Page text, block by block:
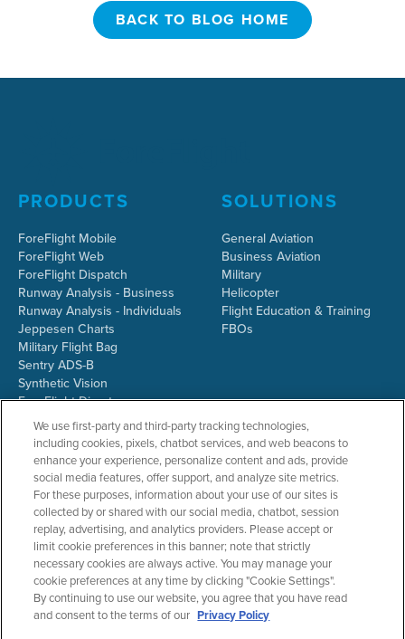
BACK TO BLOG HOME
PRODUCTS
ForeFlight Mobile
ForeFlight Web
ForeFlight Dispatch
Runway Analysis - Business
Runway Analysis - Individuals
Jeppesen Charts
Military Flight Bag
Sentry ADS-B
Synthetic Vision
ForeFlight Directory
JetFuelX
CloudAhoy
Flight Data Analysis
Plans & Pricing
Gift Certificates
SOLUTIONS
General Aviation
Business Aviation
Military
Helicopter
Flight Education & Training
FBOs
RESOURCES
Resources Home
Support Center
COMPANY
About ForeFlight
Team
Partners
We use first-party and third-party tracking technologies,
including cookies, pixels, chatbot services, and web beacons to
enhance your experience, personalize content and ads, provide
social media features, offer support, and analyze site metrics.
For these purposes, information about your use of our sites is
collected by or shared with our social media, chatbot, session
replay, advertising, and analytics providers. Please accept or
limit cookie preferences in this banner; note that strictly
necessary cookies are always active. You may manage your
cookie preferences at any time by clicking "Cookie Settings".
By continuing to use our website, you agree that you have read
and consent to the terms of our Privacy Policy